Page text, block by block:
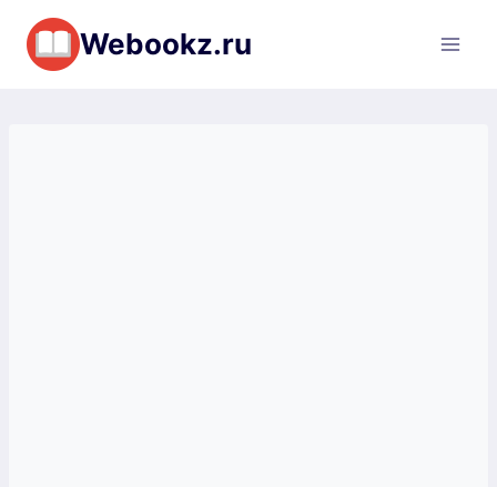
Перейти
содержимому
Webookz.ru